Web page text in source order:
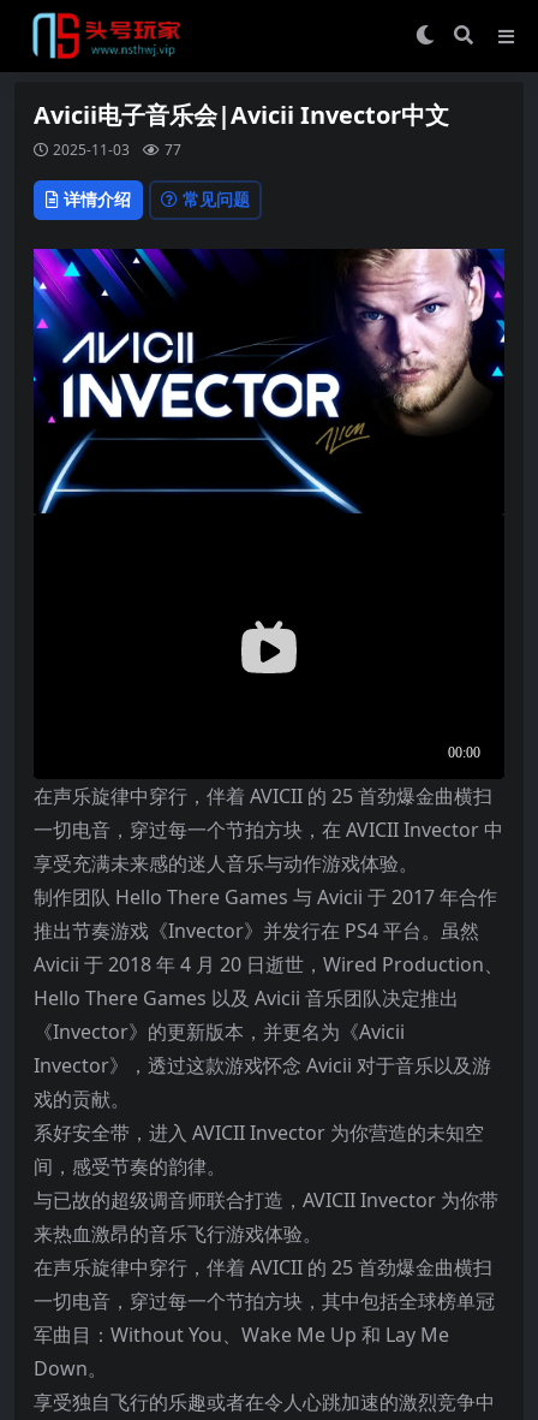
Avicii电子音乐会|Avicii Invector中文
2025-11-03 77
详情介绍 常见问题
在声乐旋律中穿行，伴着 AVICII 的 25 首劲爆金曲横扫
一切电音，穿过每一个节拍方块，在 AVICII Invector 中
享受充满未来感的迷人音乐与动作游戏体验。
制作团队 Hello There Games 与 Avicii 于 2017 年合作
推出节奏游戏《Invector》并发行在 PS4 平台。虽然
Avicii 于 2018 年 4 月 20 日逝世，Wired Production、
Hello There Games 以及 Avicii 音乐团队决定推出
《Invector》的更新版本，并更名为《Avicii
Invector》，透过这款游戏怀念 Avicii 对于音乐以及游
戏的贡献。
系好安全带，进入 AVICII Invector 为你营造的未知空
间，感受节奏的韵律。
与已故的超级调音师联合打造，AVICII Invector 为你带
来热血激昂的音乐飞行游戏体验。
在声乐旋律中穿行，伴着 AVICII 的 25 首劲爆金曲横扫
一切电音，穿过每一个节拍方块，其中包括全球榜单冠
军曲目：Without You、Wake Me Up 和 Lay Me
Down。
享受独自飞行的乐趣或者在令人心跳加速的激烈竞争中